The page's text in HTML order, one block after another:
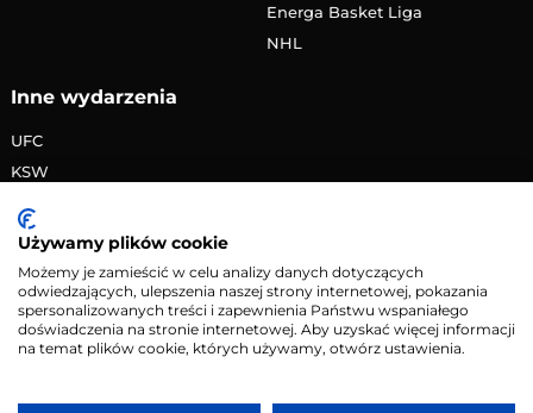
Energa Basket Liga
NHL
Inne wydarzenia
UFC
KSW
PRIME MMA
Żużlowa Ekstraliga
Speedway Grand Prix
Skoki narciarskie
Używamy plików cookie
Możemy je zamieścić w celu analizy danych dotyczących
odwiedzających, ulepszenia naszej strony internetowej, pokazania
spersonalizowanych treści i zapewnienia Państwu wspaniałego
doświadczenia na stronie internetowej. Aby uzyskać więcej informacji
na temat plików cookie, których używamy, otwórz ustawienia.